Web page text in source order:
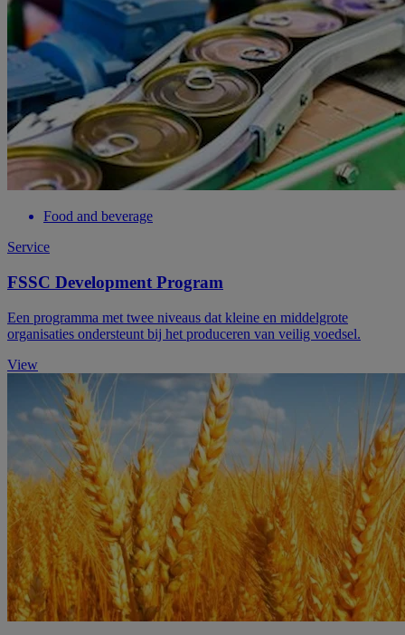
Food and beverage
Service
FSSC Development Program
Een programma met twee niveaus dat kleine en middelgrote
organisaties ondersteunt bij het produceren van veilig voedsel.
View